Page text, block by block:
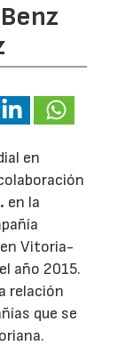
en
en la
Vitoria-
año 2015.
relación
que se